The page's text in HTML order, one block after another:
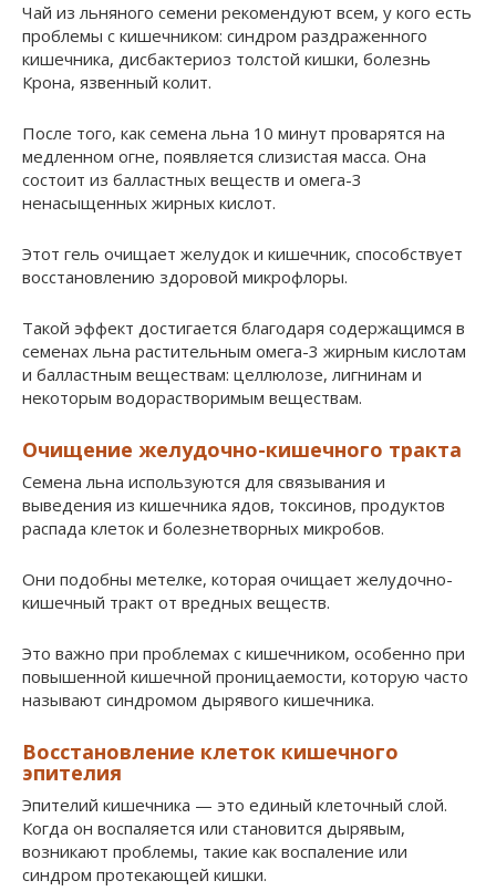
Чай из льняного семени рекомендуют всем, у кого есть
проблемы с кишечником: синдром раздраженного
кишечника, дисбактериоз толстой кишки, болезнь
Крона, язвенный колит.
После того, как семена льна 10 минут проварятся на
медленном огне, появляется слизистая масса. Она
состоит из балластных веществ и омега-3
ненасыщенных жирных кислот.
Этот гель очищает желудок и кишечник, способствует
восстановлению здоровой микрофлоры.
Такой эффект достигается благодаря содержащимся в
семенах льна растительным омега-3 жирным кислотам
и балластным веществам: целлюлозе, лигнинам и
некоторым водорастворимым веществам.
Очищение желудочно-кишечного тракта
Семена льна используются для связывания и
выведения из кишечника ядов, токсинов, продуктов
распада клеток и болезнетворных микробов.
Они подобны метелке, которая очищает желудочно-
кишечный тракт от вредных веществ.
Это важно при проблемах с кишечником, особенно при
повышенной кишечной проницаемости, которую часто
называют синдромом дырявого кишечника.
Восстановление клеток кишечного
эпителия
Эпителий кишечника — это единый клеточный слой.
Когда он воспаляется или становится дырявым,
возникают проблемы, такие как воспаление или
синдром протекающей кишки.